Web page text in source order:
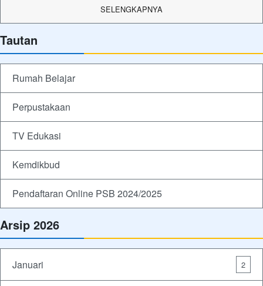
SELENGKAPNYA
Tautan
Rumah Belajar
Perpustakaan
TV Edukasi
Kemdikbud
Pendaftaran Online PSB 2024/2025
Arsip 2026
Januari 2